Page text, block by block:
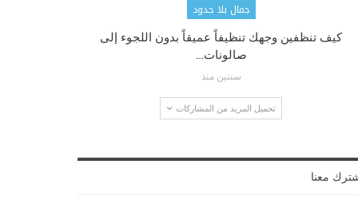
جمال بلا حدود
كيف تنظفين وجهك تنظيفاً عميقاً بدون اللجوء إلى
صالونات…
سنتين منذ
تحميل المزيد من المشاركات
معنا